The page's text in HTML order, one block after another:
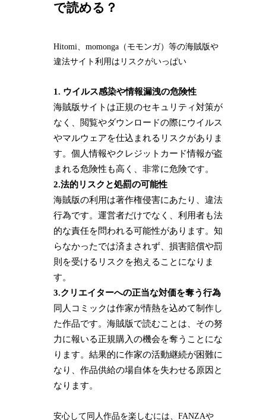
で読める？
Hitomi、momonga（モモンガ）等の海賊版や
違法サイト利用はリスクがいっぱい
1. ウイルス感染や情報漏洩の危険性
海賊版サイトは正規のセキュリティ対策が
なく、閲覧やダウンロードの際にウイルス
やマルウェアを仕込まれるリスクがありま
す。個人情報やクレジットカード情報が盗
まれる危険性も高く、非常に危険です。
2.法的リスクと処罰の可能性
海賊版の利用は著作権侵害にあたり、違法
行為です。運営者だけでなく、利用者も法
的な責任を問われる可能性があります。知
らなかったでは済まされず、損害賠償や罰
則を受けるリスクを抱えることになりま
す。
3.クリエイターへの正当な対価を奪う行為
同人コミックは作家が情熱を込めて制作し
た作品です。海賊版で読むことは、その努
力に報いる正規購入の機会を奪うことにな
ります。結果的に作家の活動継続が困難に
なり、作品供給の場自体を失わせる原因と
なります。
安心して同人作品を楽しむには、FANZAや